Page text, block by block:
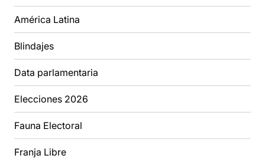
América Latina
Blindajes
Data parlamentaria
Elecciones 2026
Fauna Electoral
Franja Libre